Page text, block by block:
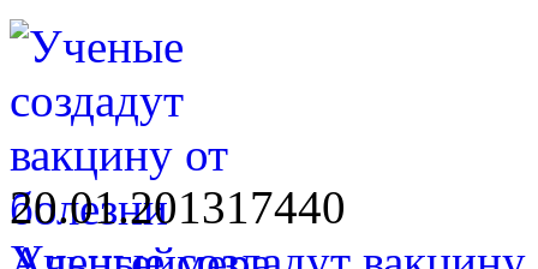
20.01.201317440